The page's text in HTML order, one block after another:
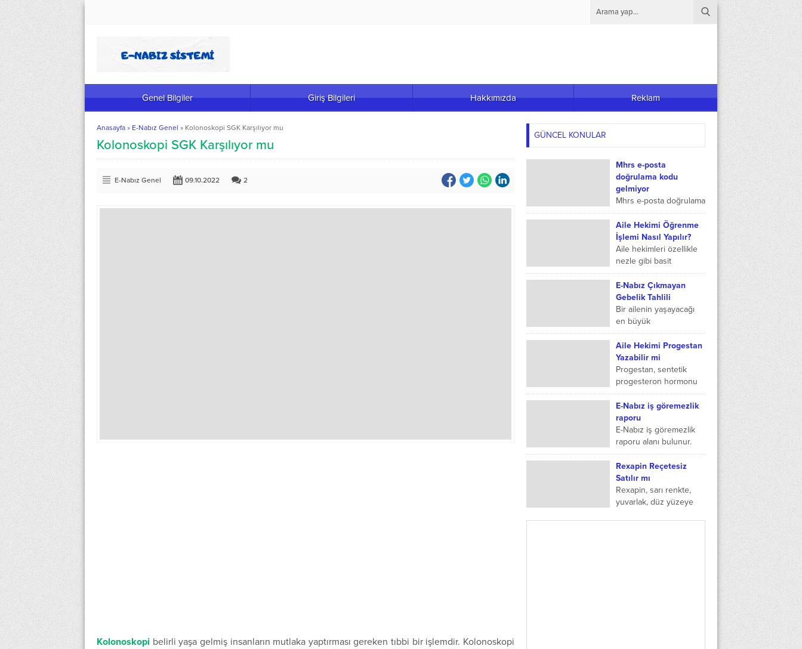
Genel Bilgiler Giriş Bilgileri Hakkımızda Reklam
Anasayfa » E-Nabız Genel » Kolonoskopi SGK Karşılıyor mu
Kolonoskopi SGK Karşılıyor mu
E-Nabız Genel 09.10.2022 2
Kolonoskopi belirli yaşa gelmiş insanların mutlaka yaptırması gereken tıbbi bir işlemdir. Kolonoskopi
GÜNCEL KONULAR
Mhrs e-posta
doğrulama kodu
gelmiyor
Mhrs e-posta doğrulama
kodu gelmiyor, mhrs e-
posta onay kodu
gelmiyor, mhrs cep
telefonu doğrulama
nasıl yapılır, mhrs e-
posta doğrulama...
Aile Hekimi Öğrenme
İşlemi Nasıl Yapılır?
Aile hekimleri özellikle
nezle gibi basit
hastalıklarda ilk
başvurduğumuz yer
alıyor. Bunun yanında
bazı testleri yaptırmak
için de uğradığımız
yerler...
E-Nabız Çıkmayan
Gebelik Tahlili
Bir ailenin yaşayacağı
en büyük
sevinçlerinden biri olan
gebelik tahlili;
günümüzde çoğu sağlık
kurumlarında
yapılmaktadır. Kan ve
idrar yolu ile...
Aile Hekimi Progestan
Yazabilir mi
Progestan, sentetik
progesteron hormonu
takviyelerinin genel
adıdır. Çoğunlukla
progesteron
hormonunun eksik
olduğu durumlarda ya
da infertilite tedavisinde
tercih edilir. Bununla...
E-Nabız iş göremezlik
raporu
E-Nabız iş göremezlik
raporu alanı bulunur.
Böylelikle hem sizlerin
hem SGK nın hem de
işverenin, e-nabız
sistemi üzerinden bu
rapora...
Rexapin Reçetesiz
Satılır mı
Rexapin, sarı renkte,
yuvarlak, düz yüzeye